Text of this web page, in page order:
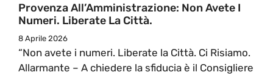
Provenza All’Amministrazione: Non Avete I
Numeri. Liberate La Città.
8 Aprile 2026
“Non avete i numeri. Liberate la Città. Ci Risiamo.
Allarmante – A chiedere la sfiducia è il Consigliere